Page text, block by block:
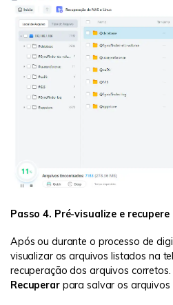
Passo 4. Pré-visualize e recupere
Após ou durante o processo de
visualizar os arquivos listados na
recuperação dos arquivos
Recuperarpara salvar os arquivos